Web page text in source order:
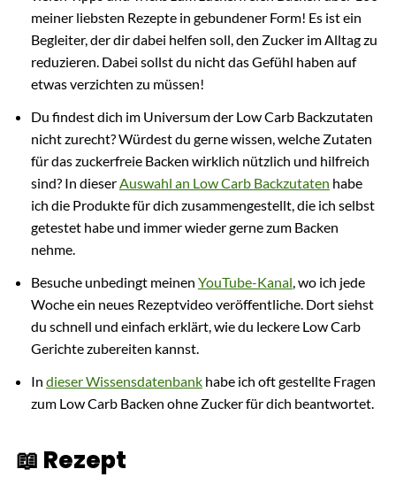
meiner liebsten Rezepte in gebundener Form! Es ist ein
Begleiter, der dir dabei helfen soll, den Zucker im Alltag zu
reduzieren. Dabei sollst du nicht das Gefühl haben auf
etwas verzichten zu müssen!
Du findest dich im Universum der Low Carb Backzutaten
nicht zurecht? Würdest du gerne wissen, welche Zutaten
für das zuckerfreie Backen wirklich nützlich und hilfreich
sind? In dieser Auswahl an Low Carb Backzutaten habe
ich die Produkte für dich zusammengestellt, die ich selbst
getestet habe und immer wieder gerne zum Backen
nehme.
Besuche unbedingt meinen YouTube-Kanal , wo ich jede
Woche ein neues Rezeptvideo veröffentliche. Dort siehst
du schnell und einfach erklärt, wie du leckere Low Carb
Gerichte zubereiten kannst.
In dieser Wissensdatenbankhabe ich oft gestellte Fragen
zum Low Carb Backen ohne Zucker für dich beantwortet.
📖 Rezept